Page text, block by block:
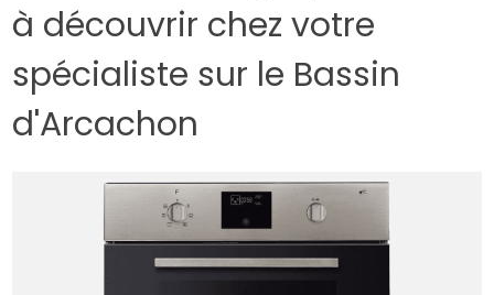
à découvrir chez votre
spécialiste sur le Bassin
d'Arcachon